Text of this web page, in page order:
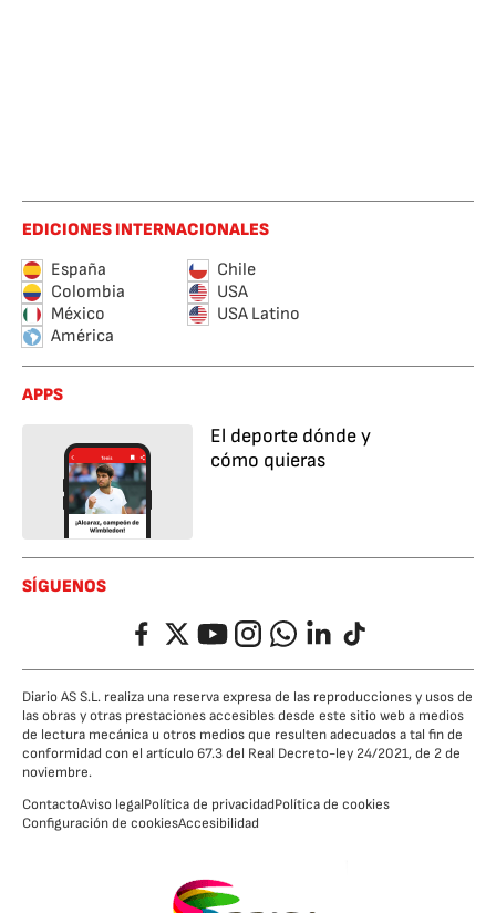
EDICIONES INTERNACIONALES
España
Chile
Colombia
USA
México
USA Latino
América
APPS
El deporte dónde y
cómo quieras
SÍGUENOS
FacebookTwitterYouTubeInstagramWhatsappLinkedIn
TikTok
Diario AS S.L. realiza una reserva expresa de las reproducciones y usos de
las obras y otras prestaciones accesibles desde este sitio web a medios
de lectura mecánica u otros medios que resulten adecuados a tal fin de
conformidad con el artículo 67.3 del Real Decreto-ley 24/2021, de 2 de
noviembre.
ContactoAviso legalPolítica de privacidadPolítica de cookies
Configuración de cookiesAccesibilidad